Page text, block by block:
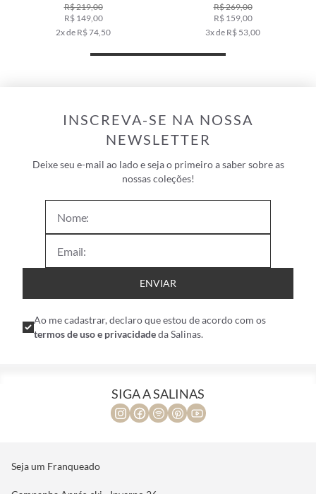
R$ 219,00
R$ 149,00
2x de R$ 74,50
R$ 269,00
R$ 159,00
3x de R$ 53,00
INSCREVA-SE NA NOSSA
NEWSLETTER
Deixe seu e-mail ao lado e seja o primeiro a saber sobre as
nossas coleções!
ENVIAR
Ao me cadastrar, declaro que estou de acordo com os
termos de uso e privacidadeda Salinas.
SIGA A SALINAS
Seja um Franqueado